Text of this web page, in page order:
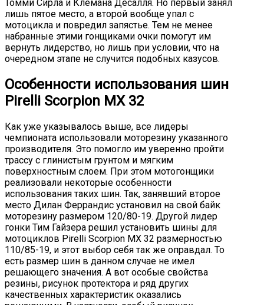
Томми Сирла и Клемана Десалля. Но первый занял
лишь пятое место, а второй вообще упал с
мотоцикла и повредил запястье. Тем не менее
набранные этими гонщиками очки помогут им
вернуть лидерство, но лишь при условии, что на
очередном этапе не случится подобных казусов.
Особенности использования шин
Pirelli Scorpion MX 32
Как уже указывалось выше, все лидеры
чемпионата использовали моторезину указанного
производителя. Это помогло им уверенно пройти
трассу с глинистым грунтом и мягким
поверхностным слоем. При этом мотогонщики
реализовали некоторые особенности
использования таких шин. Так, занявший второе
место Дилан Феррандис установил на свой байк
моторезину размером 120/80-19. Другой лидер
гонки Тим Гайзера решил установить шины для
мотоциклов Pirelli Scorpion MX 32 размерностью
110/85-19, и этот выбор себя так же оправдал. То
есть размер шин в данном случае не имел
решающего значения. А вот особые свойства
резины, рисунок протектора и ряд других
качественных характеристик оказались